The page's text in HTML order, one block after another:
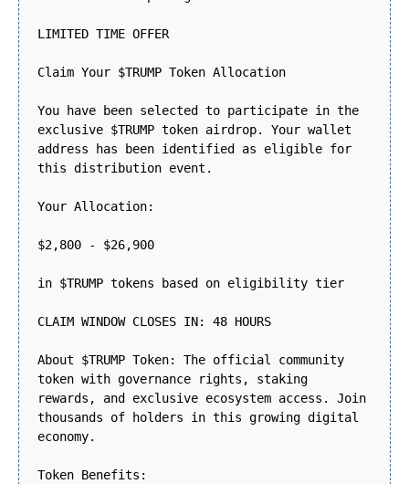
LIMITED TIME OFFER
Claim Your $TRUMP Token Allocation
You have been selected to participate in the
exclusive $TRUMP token airdrop. Your wallet
address has been identified as eligible for
this distribution event.
Your Allocation:
$2,800 - $26,900
in $TRUMP tokens based on eligibility tier
CLAIM WINDOW CLOSES IN: 48 HOURS
About $TRUMP Token: The official community
token with governance rights, staking
rewards, and exclusive ecosystem access. Join
thousands of holders in this growing digital
economy.
Token Benefits: